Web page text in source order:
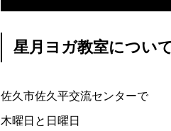
星月ヨガ教室につい
佐久市佐久平交流センターで
木曜日と日曜日